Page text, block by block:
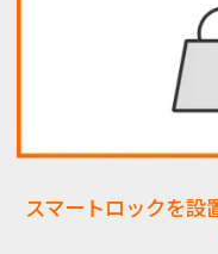
スマートロックを